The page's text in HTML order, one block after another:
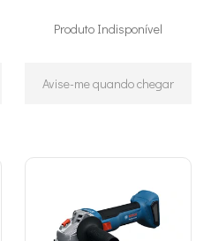
Produto Indisponível
Avise-me quando chegar